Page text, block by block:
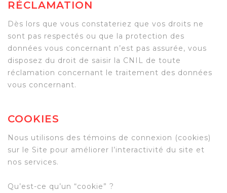
RÉCLAMATION
Dès lors que vous constateriez que vos droits ne
sont pas respectés ou que la protection des
données vous concernant n’est pas assurée, vous
disposez du droit de saisir la CNIL de toute
réclamation concernant le traitement des données
vous concernant.
COOKIES
Nous utilisons des témoins de connexion (cookies)
sur le Site pour améliorer l’interactivité du site et
nos services.
Qu’est-ce qu’un “cookie” ?